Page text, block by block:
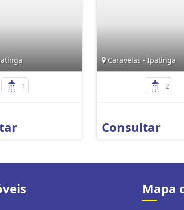
1
Caravelas - Ipatinga
2
Consultar
Mapa